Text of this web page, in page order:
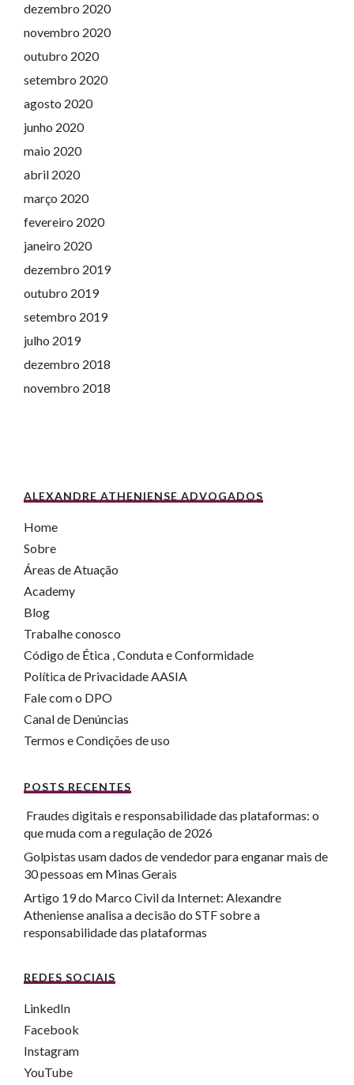
dezembro 2020
novembro 2020
outubro 2020
setembro 2020
agosto 2020
junho 2020
maio 2020
abril 2020
março 2020
fevereiro 2020
janeiro 2020
dezembro 2019
outubro 2019
setembro 2019
julho 2019
dezembro 2018
novembro 2018
ALEXANDRE ATHENIENSE ADVOGADOS
Home
Sobre
Áreas de Atuação
Academy
Blog
Trabalhe conosco
Código de Ética , Conduta e Conformidade
Política de Privacidade AASIA
Fale com o DPO
Canal de Denúncias
Termos e Condições de uso
POSTS RECENTES
Fraudes digitais e responsabilidade das plataformas: o
que muda com a regulação de 2026
Golpistas usam dados de vendedor para enganar mais de
30 pessoas em Minas Gerais
Artigo 19 do Marco Civil da Internet: Alexandre
Atheniense analisa a decisão do STF sobre a
responsabilidade das plataformas
REDES SOCIAIS
LinkedIn
Facebook
Instagram
YouTube